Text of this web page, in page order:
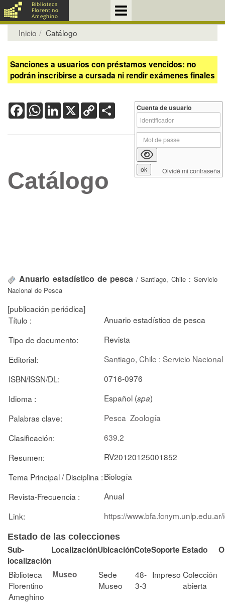
Inicio Catálogo
Sanciones a usuarios con préstamos vencidos: no
podrán inscribirse a cursada ni rendir exámenes finales
FacebookWhatsApp
LinkedIn
X Copy
Link
Catálogo
Anuario estadístico de pesca/ Santiago, Chile : Servicio
Nacional de Pesca
[publicación periódica]
Título :
Anuario estadístico de pesca
Tipo de documento:
Revista
Editorial:
Santiago, Chile : Servicio
ISBN/ISSN/DL:
0716-0976
Idioma :
Español (spa)
Palabras clave:
Pesca Zoología
Clasificación:
639.2
Resumen:
RV20120125001852
Tema Principal / Disciplina :Biología
Revista-Frecuencia :
Anual
Link:
https://
Estado de las colecciones
Sub-
localización
LocalizaciónUbicaciónCoteSoporte Estado
Biblioteca
Florentino
Ameghino
Museo
Sede
Museo
48-
3-3
Impreso Colección
abierta
Cuenta de usuario
Olvidé mi contraseña